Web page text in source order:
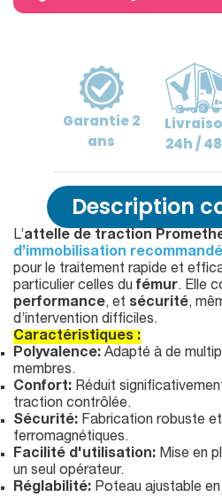
Garantie2
ans
24h /
Description
L’attelle de traction
d’immobilisation
pour le traitement rapide et
particulier celles du fémur. Elle
performance, et sécurité,
d’intervention difficiles.
Caractéristiques :
Polyvalence: Adapté à de
membres.
Confort: Réduit
traction contrôlée.
Sécurité: Fabrication robuste
ferromagnétiques.
Facilité d'utilisation: Mise en
un seul opérateur.
Réglabilité: Poteau ajustable